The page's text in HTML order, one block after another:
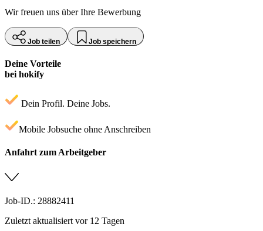
Wir freuen uns über Ihre Bewerbung
Job teilen Job speichern
Deine Vorteile
bei hokify
Dein Profil. Deine Jobs.
Mobile Jobsuche ohne Anschreiben
Anfahrt zum Arbeitgeber
Job-ID.: 28882411
Zuletzt aktualisiert vor 12 Tagen